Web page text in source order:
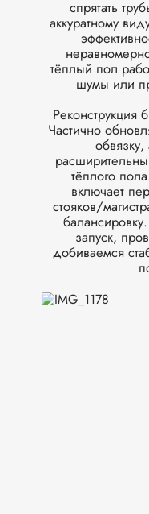
спрятать
аккуратному
тёплый пол
шумы или
Реконструкция
Частично
обвязку,
тёплого
включает
стояков/
запуск,
добиваемся